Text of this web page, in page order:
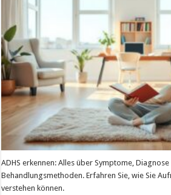
ADHS erkennen: Alles über Symptome,
Behandlungsmethoden. Erfahren Sie, wie Sie
verstehen können.